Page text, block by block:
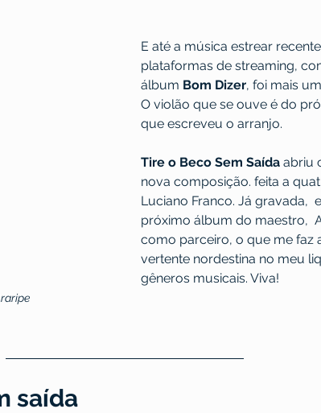
E até a música estrear
plataformas de streaming,
álbum Bom Dizer, foi mais
O violão que se ouve é do
que escreveu o arranjo.
Tire o Beco Sem Saída abriu
nova composição. feita a
Luciano Franco. Já gravada,
próximo álbum do maestro,
como parceiro, o que me faz
vertente nordestina no meu
gêneros musicais. Viva!
saída